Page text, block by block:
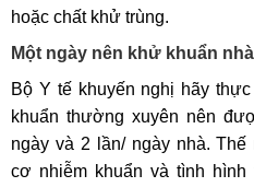
hoặc chất khử trùng.
Một ngày nên khử khuẩn
Bộ Y tế khuyến nghị hãy
khuẩn thường xuyên nên
ngày và 2 lần/ ngày nhà.
cơ nhiễm khuẩn và tình